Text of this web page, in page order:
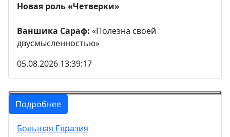
Новая роль «Четверки»
Ваншика Сараф: «Полезна своей
двусмысленностью»
05.08.2026 13:39:17
Подробнее
Большая Евразия